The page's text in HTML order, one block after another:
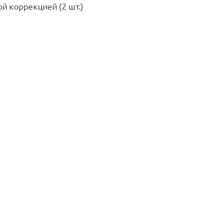
коррекцией (2 шт.)